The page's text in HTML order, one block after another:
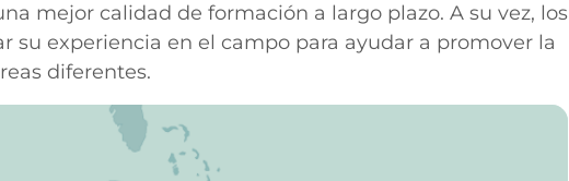
mejor calidad de formación a largo plazo. A su vez, los
su experiencia en el campo para ayudar a promover la
diferentes.